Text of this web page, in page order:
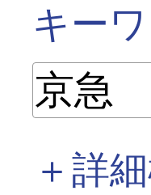
キー
＋詳